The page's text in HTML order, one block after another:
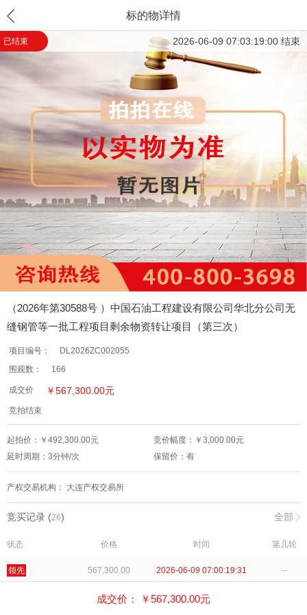
标的物详情
已结束 2026-06-09 07:03:19:00 结束
（2026年第30588号 ）中国石油工程建设有限公司华北分公司无
缝钢管等一批工程项目剩余物资转让项目（第三次）
项目编号：
DL2026ZC002055
围观数：
166
成交价 ￥567,300.00元
竞拍结束
起拍价：￥ 492,300.00元 竞价幅度：￥ 3,000.00元
延时周期： 3分钟/次 保留价： 有
产权交易机构： 大连产权交易所
竞买记录 (26) 全部
状态 价格 时间 第几轮
领先 567,300.00 2026-06-09 07:00:19:31 --
564,300.00 2026-06-09 06:58:04:89
成交价： ￥567,300.00元